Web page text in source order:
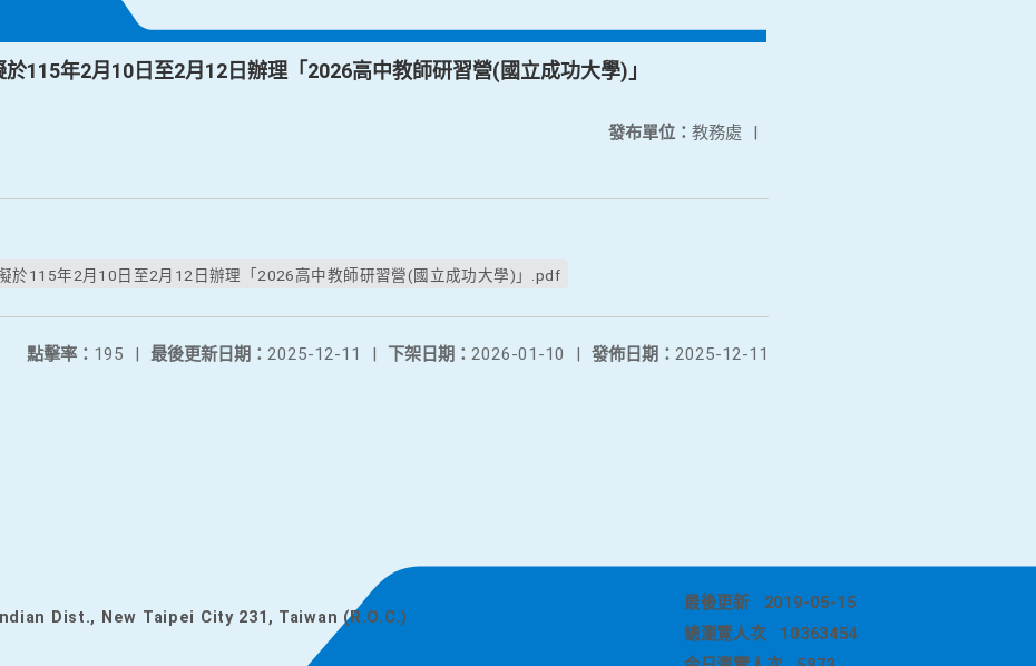
115年2月10日至2月12日辦理「2026高中教師研習營(國立成功大學)」
發布單位： 教務處 |
於115年2月10日至2月12日辦理「2026高中教師研習營(國立成功大學)」.pdf
發佈日期： 2025-12-11
下架日期： 2026-01-10 |
最後更新日期： 2025-12-11 |
點擊率： 195 |
Dist., New Taipei City 231, Taiwan (R.O.C.)
最後更新
2019-05-15
總瀏覽人次
10363454